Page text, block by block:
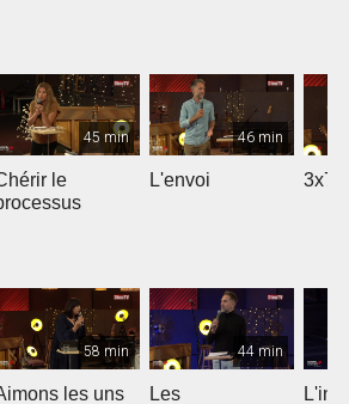
45 min
le
46 min
L'envoi 3x7
58 min
les uns
44 min
Les